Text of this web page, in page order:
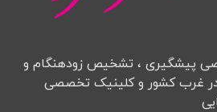
پیشگیری ، تشخیص زودهنگام و
غرب کشور و کلینیک تخصصی